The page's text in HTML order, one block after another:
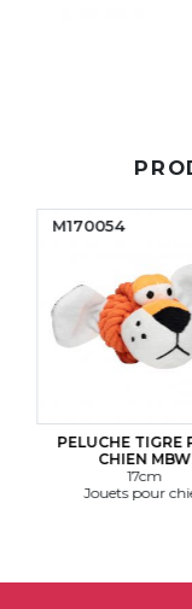
PELUCHE TIGRE
CHIEN MBW
17cm
Jouets pour
M170054